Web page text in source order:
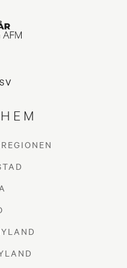
SV